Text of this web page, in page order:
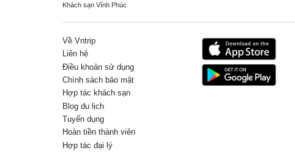
Khách sạn Vĩnh Phúc
Về Vntrip
Liên hệ
Điều khoản sử dụng
Chính sách bảo mật
Hợp tác khách sạn
Blog du lịch
Tuyển dụng
Hoàn tiền thành viên
Hợp tác đại lý